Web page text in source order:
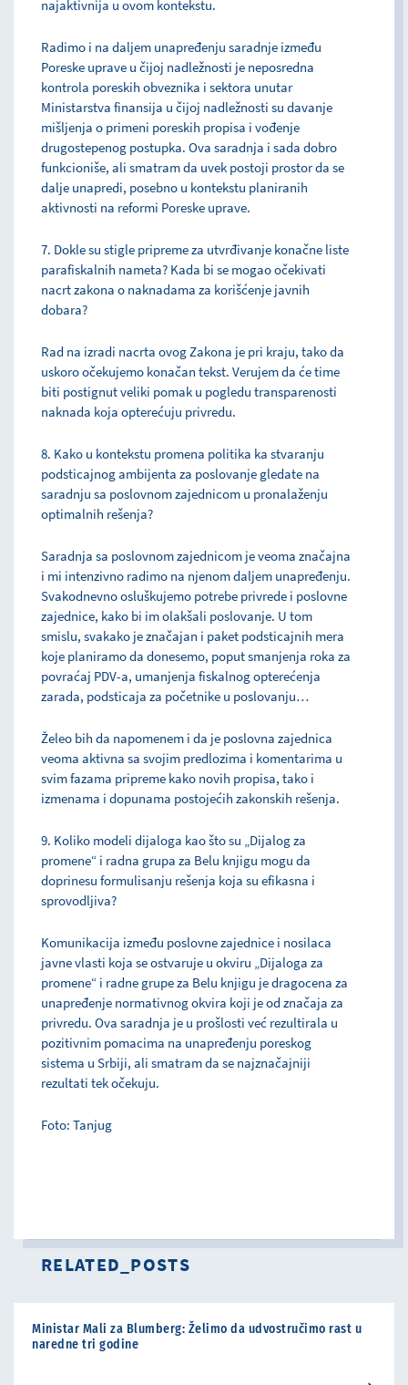
najaktivnija u ovom kontekstu.
Radimo i na daljem unapređenju saradnje između
Poreske uprave u čijoj nadležnosti je neposredna
kontrola poreskih obveznika i sektora unutar
Ministarstva finansija u čijoj nadležnosti su davanje
mišljenja o primeni poreskih propisa i vođenje
drugostepenog postupka. Ova saradnja i sada dobro
funkcioniše, ali smatram da uvek postoji prostor da se
dalje unapredi, posebno u kontekstu planiranih
aktivnosti na reformi Poreske uprave.
7. Dokle su stigle pripreme za utvrđivanje konačne liste
parafiskalnih nameta? Kada bi se mogao očekivati
nacrt zakona o naknadama za korišćenje javnih
dobara?
Rad na izradi nacrta ovog Zakona je pri kraju, tako da
uskoro očekujemo konačan tekst. Verujem da će time
biti postignut veliki pomak u pogledu transparenosti
naknada koja opterećuju privredu.
8. Kako u kontekstu promena politika ka stvaranju
podsticajnog ambijenta za poslovanje gledate na
saradnju sa poslovnom zajednicom u pronalaženju
optimalnih rešenja?
Saradnja sa poslovnom zajednicom je veoma značajna
i mi intenzivno radimo na njenom daljem unapređenju.
Svakodnevno osluškujemo potrebe privrede i poslovne
zajednice, kako bi im olakšali poslovanje. U tom
smislu, svakako je značajan i paket podsticajnih mera
koje planiramo da donesemo, poput smanjenja roka za
povraćaj PDV-a, umanjenja fiskalnog opterećenja
zarada, podsticaja za početnike u poslovanju…
Želeo bih da napomenem i da je poslovna zajednica
veoma aktivna sa svojim predlozima i komentarima u
svim fazama pripreme kako novih propisa, tako i
izmenama i dopunama postojećih zakonskih rešenja.
9. Koliko modeli dijaloga kao što su „Dijalog za
promene“ i radna grupa za Belu knjigu mogu da
doprinesu formulisanju rešenja koja su efikasna i
sprovodljiva?
Komunikacija između poslovne zajednice i nosilaca
javne vlasti koja se ostvaruje u okviru „Dijaloga za
promene“ i radne grupe za Belu knjigu je dragocena za
unapređenje normativnog okvira koji je od značaja za
privredu. Ova saradnja je u prošlosti već rezultirala u
pozitivnim pomacima na unapređenju poreskog
sistema u Srbiji, ali smatram da se najznačajniji
rezultati tek očekuju.
Foto: Tanjug
RELATED_POSTS
Ministar Mali za Blumberg: Želimo da udvostručimo rast u
naredne tri godine